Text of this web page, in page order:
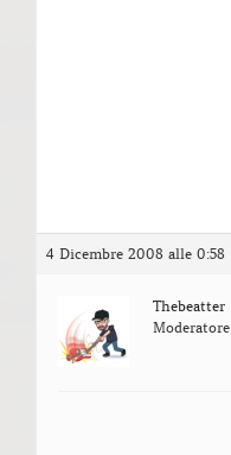
4 Dicembre 2008 alle 0:58
Thebeatter
Moderatore